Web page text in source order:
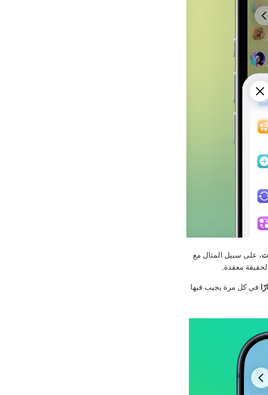
، على سبيل المثال مع
معقدة.
في كل مرة يجيب فيها